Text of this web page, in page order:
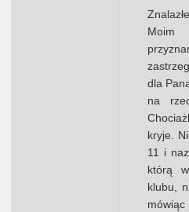
Moim
dla
na
kryje.
11 i
którą
klubu,